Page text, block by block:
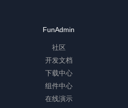
FunAdmin
社区
开发文档
下载中心
组件中心
在线演示